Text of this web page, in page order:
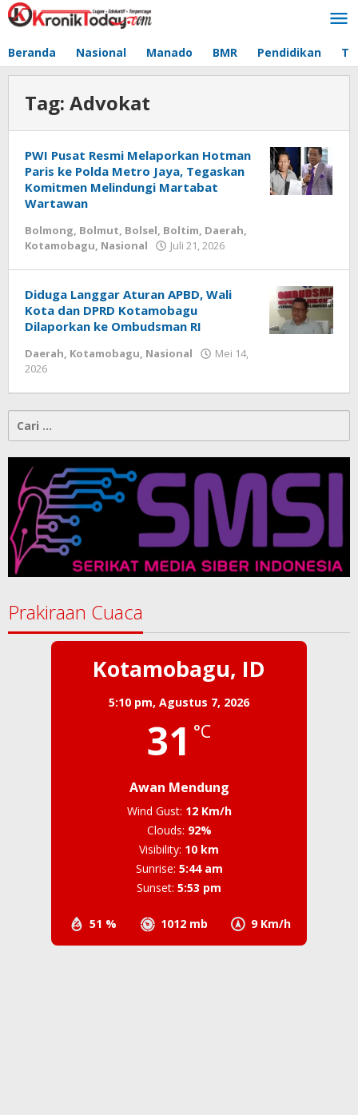
Lewati
ke
Beranda Nasional Manado BMR Pendidikan
Tag: Advokat
PWI Pusat Resmi Melaporkan Hotman
Paris ke Polda Metro Jaya, Tegaskan
Komitmen Melindungi Martabat
Wartawan
Bolmong, Bolmut, Bolsel, Boltim, Daerah,
Kotamobagu, Nasional Juli 21, 2026
Diduga Langgar Aturan APBD, Wali
Kota dan DPRD Kotamobagu
Dilaporkan ke Ombudsman RI
Daerah, Kotamobagu, Nasional
Mei 14,
2026
Cari
untuk:
Prakiraan Cuaca
Kotamobagu, ID
5:10 pm, Agustus 7, 2026
31 °C
Awan Mendung
51 % 1012 mb 9 Km/h
Wind Gust: 12 Km/h
Clouds: 92%
Visibility: 10 km
Sunrise: 5:44 am
Sunset: 5:53 pm